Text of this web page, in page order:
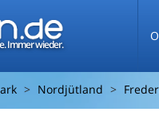
Immer wieder.
Nordjütland